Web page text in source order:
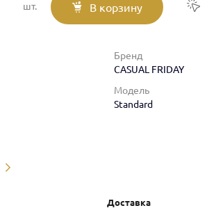
шт. В корзину
Бренд
CASUAL FRIDAY
Модель
Standard
Доставка